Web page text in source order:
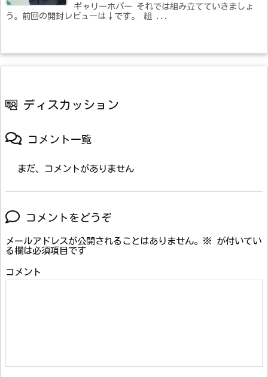
ギャリーホバー それでは組み立てていきましょ
う。前回の開封レビューは↓です。 組 ...
ディスカッション
コメント一覧
まだ、コメントがありません
コメントをどうぞ
メールアドレスが公開されることはありません。 ※ が付いてい
る欄は必須項目です
コメント